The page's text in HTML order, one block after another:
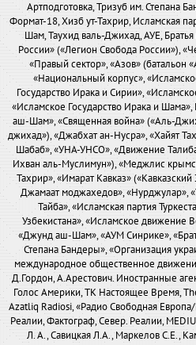
Артподготовка, Тризуб им. Степана
Формат-18, Хизб ут-Тахрир, Исламская
Шам, Таухид валь-Джихад, АУЕ,
России» («Легион Свобода России»),
«Правый сектор», «Азов» (батальон
«Национальный корпус»,
Государство Ирака и Сирии»,
«Исламское Государство Ирака и
аш-Шам», «Священная война» («Аль-
джихад»), «Джабхат ан-Нусра», «Хайят
Шабаб», «УНА-УНСО», «Движение
Ихван аль-Муслимун»), «Меджлис
Тахрир», «Имарат Кавказ»
Джамаат моджахедов», «Нурджулар»,
Тайба», «Исламская партия
Узбекистана», «Исламское движение
«Джунд аш-Шам», «АУМ Синрике»,
Степана Бандеры», «Организация
международное общественное
Д.Гордон, А.Арестович. Иностранные
Голос Америки, ТК Настоящее Время,
Azatliq Radiosi, «Радио Свободная
Реалии, Фактограф, Север. Реалии,
Л. А., Савицкая Л.А., Маркелов С.Е.,